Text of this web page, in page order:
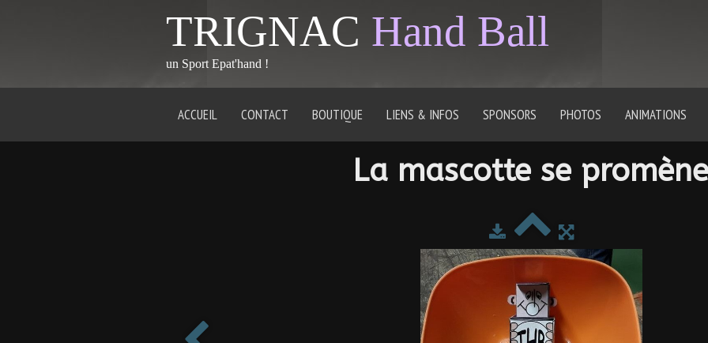
TRIGNAC Hand Ball
un Sport Epat'hand !
ACCUEIL CONTACT BOUTIQUE LIENS & INFOS SPONSORS PHOTOS ANIMATIONS
La mascotte se promène